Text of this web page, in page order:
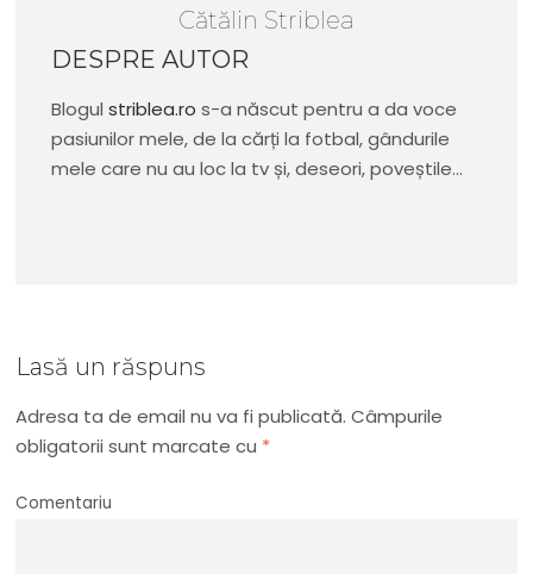
Cătălin Striblea
DESPRE AUTOR
Blogulstriblea.ro s-a născut pentru a da voce
pasiunilor mele, de la cărți la fotbal, gândurile
mele care nu au loc la tv și, deseori, poveștile...
Lasă un răspuns
Adresa ta de email nu va fi publicată. Câmpurile
obligatorii sunt marcate cu *
Comentariu